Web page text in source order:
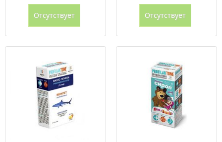
Отсутствует Отсутствует